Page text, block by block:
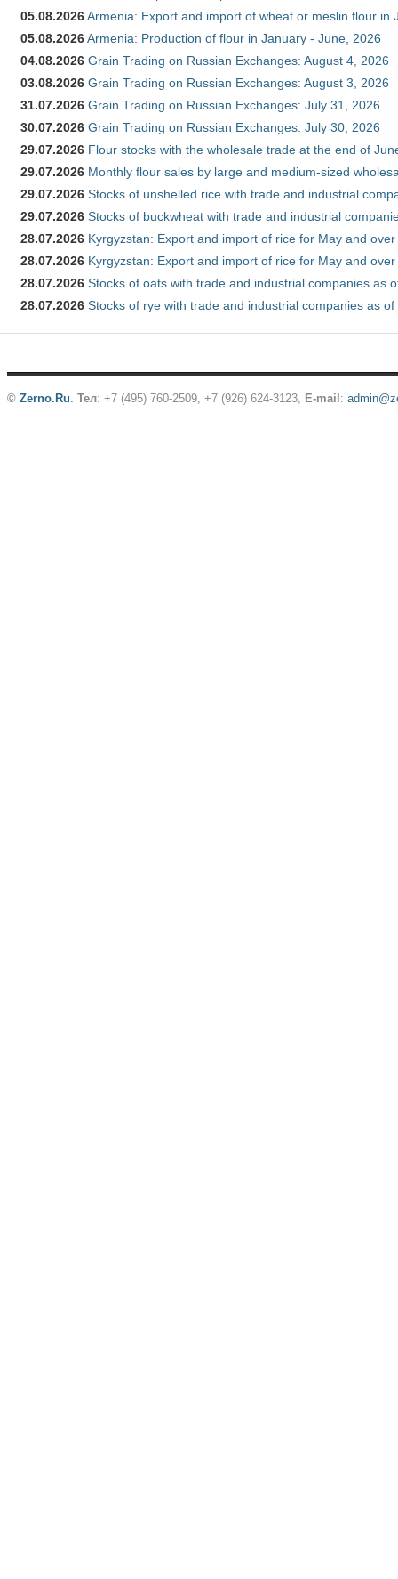
05.08.2026Armenia: Export and import of wheat or meslin flour in
05.08.2026Armenia: Production of flour in January - June, 2026
04.08.2026 Grain Trading on Russian Exchanges: August 4, 2026
03.08.2026 Grain Trading on Russian Exchanges: August 3, 2026
31.07.2026 Grain Trading on Russian Exchanges: July 31, 2026
30.07.2026 Grain Trading on Russian Exchanges: July 30, 2026
29.07.2026 Flour stocks with the wholesale trade at the end of
29.07.2026 Monthly flour sales by large and medium-sized
29.07.2026 Stocks of unshelled rice with trade and industrial
29.07.2026 Stocks of buckwheat with trade and industrial
28.07.2026 Kyrgyzstan: Export and import of rice for May and
28.07.2026 Kyrgyzstan: Export and import of rice for May and
28.07.2026 Stocks of oats with trade and industrial companies as
28.07.2026 Stocks of rye with trade and industrial companies as
© Zerno.Ru. Тел: +7 (495) 760-2509, +7 (926) 624-3123, E-mail :